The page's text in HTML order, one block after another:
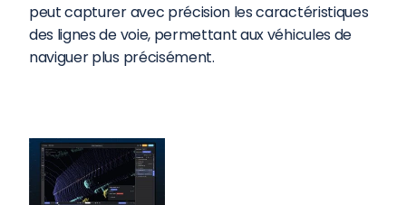
peut capturer avec précision les caractéristiques
des lignes de voie, permettant aux véhicules de
naviguer plus précisément.